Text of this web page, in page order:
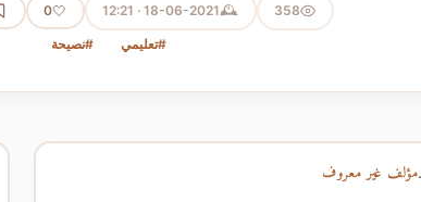
358
🕰️
18-06-2021 · 12:21
🤍
0
#تعليمي #نصيحة
مؤلف غير معروف